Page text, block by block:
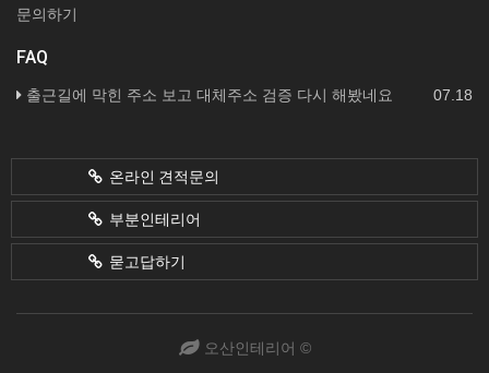
문의하기
FAQ
07.18
출근길에 막힌 주소 보고 대체주소 검증 다시 해봤네요
온라인 견적문의
부분인테리어
묻고답하기
오산인테리어 ©